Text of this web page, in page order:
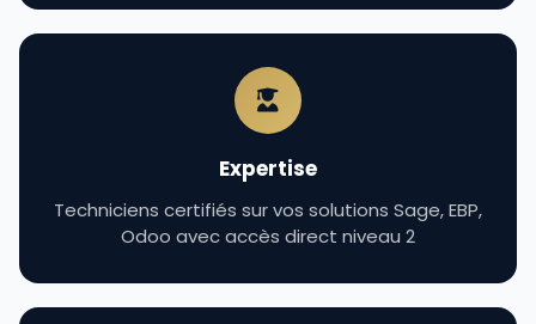
Expertise
Techniciens certifiés sur vos solutions Sage, EBP,
Odoo avec accès direct niveau 2